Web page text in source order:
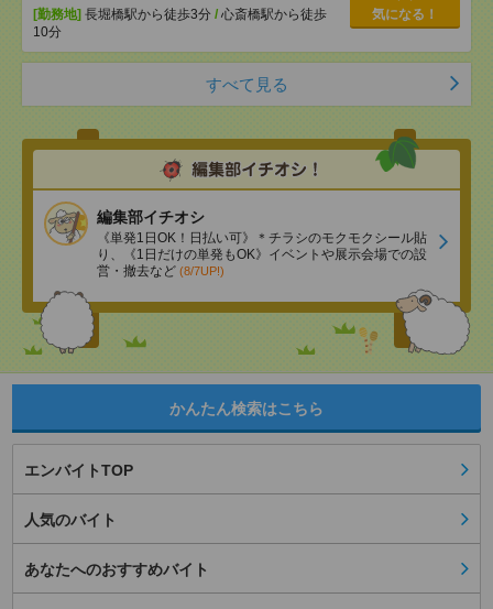
[勤務地] 長堀橋駅から徒歩3分 / 心斎橋駅から徒歩
10分
気になる！
すべて見る
編集部イチオシ
《単発1日OK！日払い可》＊チラシのモクモクシール貼
り、《1日だけの単発もOK》イベントや展示会場での設
営・撤去など (8/7UP!)
かんたん検索はこちら
エンバイトTOP
人気のバイト
あなたへのおすすめバイト